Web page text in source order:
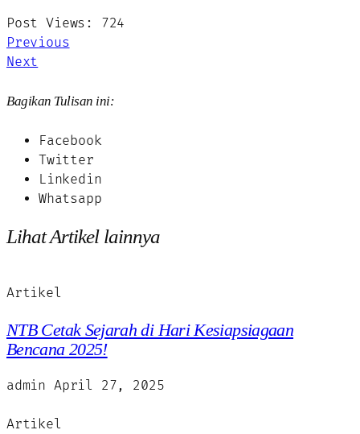
Post Views:
724
Previous
Next
Bagikan Tulisan ini:
Facebook
Twitter
Linkedin
Whatsapp
Lihat Artikel lainnya
Artikel
NTB Cetak Sejarah di Hari Kesiapsiagaan
Bencana 2025!
admin April 27, 2025
Artikel